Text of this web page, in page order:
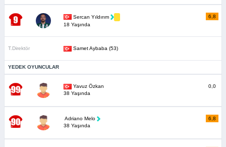
Sercan Yıldırım
18 Yaşında
6,8
T.Direktör Samet Aybaba (53)
YEDEK OYUNCULAR
Yavuz Özkan
38 Yaşında
0,0
Adriano Melo
38 Yaşında
6,8